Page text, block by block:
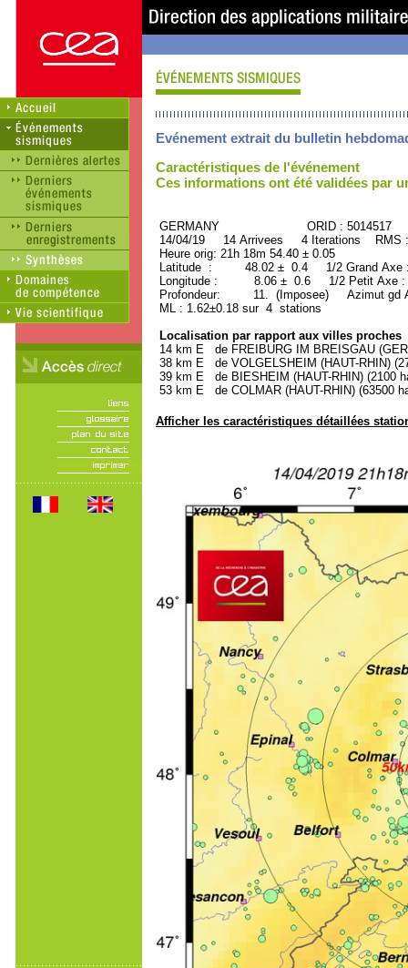
Evénement extrait du bulletin
Caractéristiques de l'événement
Ces informations ont été validées par
GERMANY ORID : 5014517
14/04/19 14 Arrivees 4 Iterations RMS
Heure orig: 21h 18m 54.40 ± 0.05
Latitude : 48.02 ± 0.4 1/2 Grand
Longitude : 8.06 ± 0.6 1/2 Petit Axe
Profondeur: 11. (Imposee) Azimut gd
ML : 1.62±0.18 sur 4 stations
Localisation par rapport aux villes proches
14 km E de FREIBURG IM BREISGAU
38 km E de VOLGELSHEIM (HAUT-RHIN)
39 km E de BIESHEIM (HAUT-RHIN) (2100
53 km E de COLMAR (HAUT-RHIN) (63500
Afficher les caractéristiques détaillées